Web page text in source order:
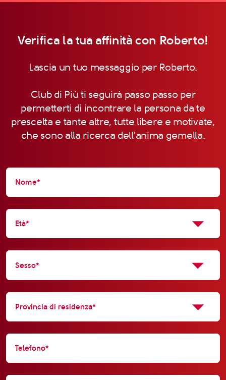
Verifica la tua affinità con Roberto!
Lascia un tuo messaggio per Roberto.
Club di Più ti seguirà passo passo per
permetterti di incontrare la persona da te
prescelta e tante altre, tutte libere e motivate,
che sono alla ricerca dell'anima gemella.